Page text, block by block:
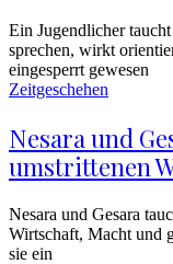
Ein Jugendlicher
sprechen, wirkt
eingesperrt gewesen
Zeitgeschehen
Nesara und
umstrittenen
Nesara und Gesara
Wirtschaft, Macht und
sie ein